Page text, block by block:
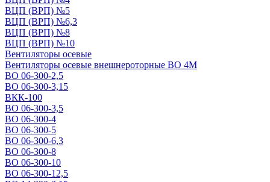
ВЦП (ВРП) №5
ВЦП (ВРП) №6,3
ВЦП (ВРП) №8
ВЦП (ВРП) №10
Вентиляторы осевые
Вентиляторы осевые внешнероторные ВО 4М
ВО 06-300-2,5
ВО 06-300-3,15
ВКК-100
ВО 06-300-3,5
ВО 06-300-4
ВО 06-300-5
ВО 06-300-6,3
ВО 06-300-8
ВО 06-300-10
ВО 06-300-12,5